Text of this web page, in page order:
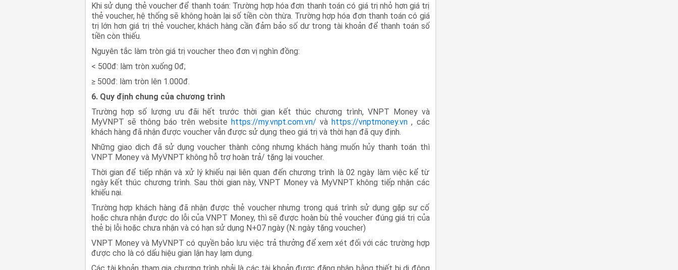
Khi sử dụng thẻ voucher để thanh toán: Trường hợp hóa đơn thanh toán có giá trị nhỏ hơn giá trị
thẻ voucher, hệ thống sẽ không hoàn lại số tiền còn thừa. Trường hợp hóa đơn thanh toán có giá
trị lớn hơn giá trị thẻ voucher, khách hàng cần đảm bảo số dư trong tài khoản để thanh toán số
tiền còn thiếu.
Nguyên tắc làm tròn giá trị voucher theo đơn vị nghìn đồng:
< 500đ: làm tròn xuống 0đ;
≥ 500đ: làm tròn lên 1.000đ.
6. Quy định chung của chương trình
Trường hợp số lượng ưu đãi hết trước thời gian kết thúc chương trình, VNPT Money và
MyVNPT sẽ thông báo trên websitehttps://my.vnpt.com.vn/ vàhttps://vnptmoney.vn , các
khách hàng đã nhận được voucher vẫn được sử dụng theo giá trị và thời hạn đã quy định.
Những giao dịch đã sử dụng voucher thành công nhưng khách hàng muốn hủy thanh toán thì
VNPT Money và MyVNPT không hỗ trợ hoàn trả/ tặng lại voucher.
Thời gian để tiếp nhận và xử lý khiếu nại liên quan đến chương trình là 02 ngày làm việc kể từ
ngày kết thúc chương trình. Sau thời gian này, VNPT Money và MyVNPT không tiếp nhận các
khiếu nại.
Trường hợp khách hàng đã nhận được thẻ voucher nhưng trong quá trình sử dụng gặp sự cố
hoặc chưa nhận được do lỗi của VNPT Money, thì sẽ được hoàn bù thẻ voucher đúng giá trị của
thẻ bị lỗi hoặc chưa nhận và có hạn sử dụng N+07 ngày (N: ngày tặng voucher)
VNPT Money và MyVNPT có quyền bảo lưu việc trả thưởng để xem xét đối với các trường hợp
được cho là có dấu hiệu gian lận hay lạm dụng.